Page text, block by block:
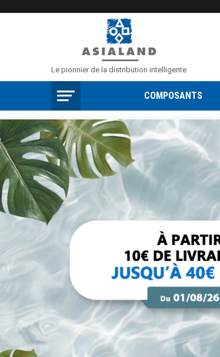
Le pionnier de la distribution intelligente
COMPOSANTS